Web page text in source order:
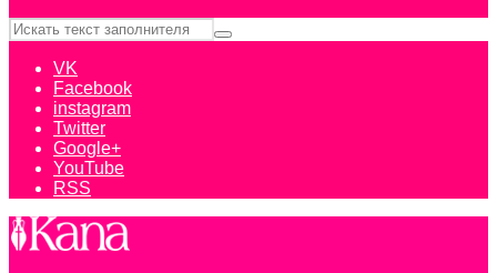
VK
Facebook
instagram
Twitter
Google+
YouTube
RSS